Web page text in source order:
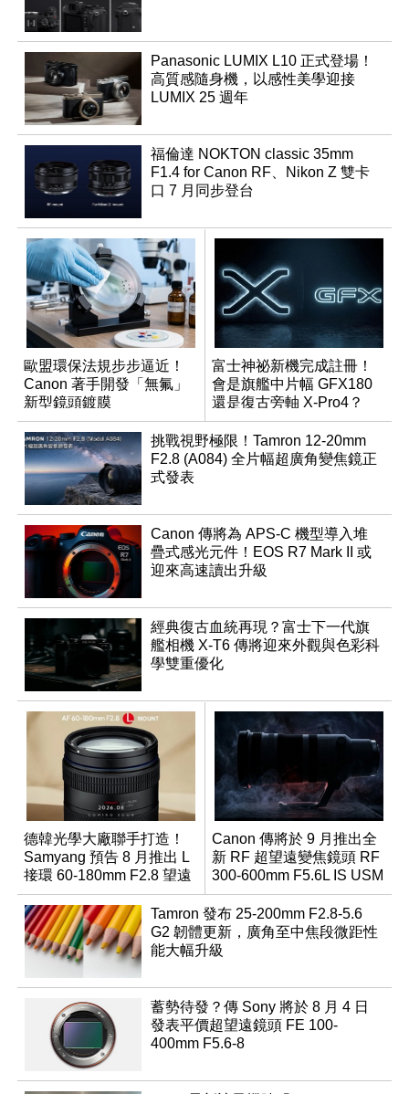
Panasonic LUMIX L10 正式登場！
高質感隨身機，以感性美學迎接
LUMIX 25 週年
福倫達 NOKTON classic 35mm
F1.4 for Canon RF、Nikon Z 雙卡
口 7 月同步登台
歐盟環保法規步步逼近！
Canon 著手開發「無氟」
新型鏡頭鍍膜
富士神祕新機完成註冊！
會是旗艦中片幅 GFX180
還是復古旁軸 X-Pro4？
挑戰視野極限！Tamron 12-20mm
F2.8 (A084) 全片幅超廣角變焦鏡正
式發表
Canon 傳將為 APS-C 機型導入堆
疊式感光元件！EOS R7 Mark II 或
迎來高速讀出升級
經典復古血統再現？富士下一代旗
艦相機 X-T6 傳將迎來外觀與色彩科
學雙重優化
德韓光學大廠聯手打造！
Samyang 預告 8 月推出 L
接環 60-180mm F2.8 望遠
變焦鏡
Canon 傳將於 9 月推出全
新 RF 超望遠變焦鏡頭 RF
300-600mm F5.6L IS USM
Tamron 發布 25-200mm F2.8-5.6
G2 韌體更新，廣角至中焦段微距性
能大幅升級
蓄勢待發？傳 Sony 將於 8 月 4 日
發表平價超望遠鏡頭 FE 100-
400mm F5.6-8